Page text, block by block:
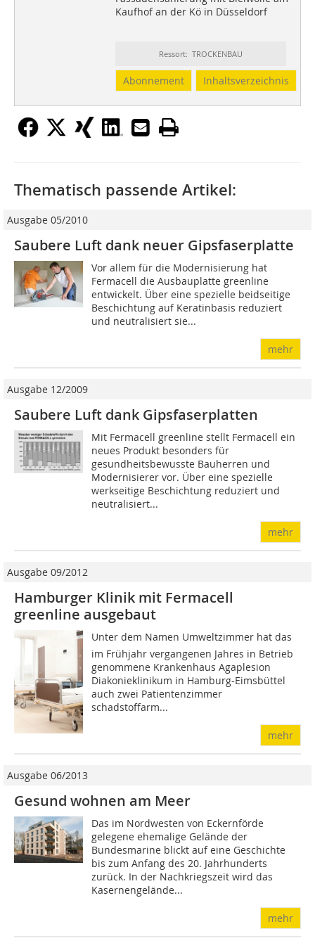
Kaufhof an der Kö in Düsseldorf
Ressort: TROCKENBAU
Abonnement Inhaltsverzeichnis
Thematisch passende Artikel:
Ausgabe 05/2010
Saubere Luft dank neuer Gipsfaserplatte
Vor allem für die Modernisierung hat
Fermacell die Ausbauplatte greenline
entwickelt. Über eine spezielle beidseitige
Beschichtung auf Keratinbasis reduziert
und neutralisiert sie...
mehr
Ausgabe 12/2009
Saubere Luft dank Gipsfaserplatten
Mit Fermacell greenline stellt Fermacell ein
neues Produkt besonders für
gesundheitsbewusste Bauherren und
Modernisierer vor. Über eine spezielle
werkseitige Beschichtung reduziert und
neutralisiert...
mehr
Ausgabe 09/2012
Hamburger Klinik mit Fermacell
greenline ausgebaut
Unter dem Namen Umweltzimmer hat das
im Frühjahr vergangenen Jahres in Betrieb
genommene Krankenhaus Agaplesion
Diakonieklinikum in Hamburg-Eimsbüttel
auch zwei Patientenzimmer
schadstoffarm...
mehr
Ausgabe 06/2013
Gesund wohnen am Meer
Das im Nordwesten von Eckernförde
gelegene ehemalige Gelände der
Bundesmarine blickt auf eine Geschichte
bis zum Anfang des 20. Jahrhunderts
zurück. In der Nachkriegszeit wird das
Kasernengelände...
mehr